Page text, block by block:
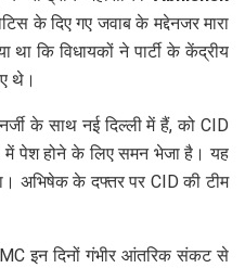
के दिए गए जवाब के मद्देनजर मारा
था कि विधायकों ने पार्टी के केंद्रीय
थे।
के साथ नई दिल्ली में हैं, को CID
पेश होने के लिए समन भेजा है। यह
अभिषेक के दफ्तर पर CID की टीम
इन दिनों गंभीर आंतरिक संकट से